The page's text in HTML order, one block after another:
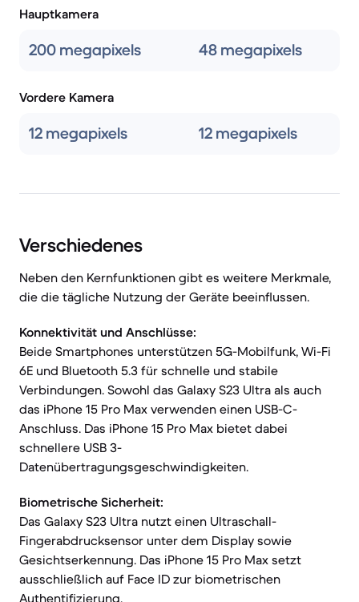
Hauptkamera
200 megapixels 48 megapixels
Vordere Kamera
12 megapixels 12 megapixels
Verschiedenes
Neben den Kernfunktionen gibt es weitere Merkmale,
die die tägliche Nutzung der Geräte beeinflussen.
Konnektivität und Anschlüsse:
Beide Smartphones unterstützen 5G-Mobilfunk, Wi-Fi
6E und Bluetooth 5.3 für schnelle und stabile
Verbindungen. Sowohl das Galaxy S23 Ultra als auch
das iPhone 15 Pro Max verwenden einen USB-C-
Anschluss. Das iPhone 15 Pro Max bietet dabei
schnellere USB 3-
Datenübertragungsgeschwindigkeiten.
Biometrische Sicherheit:
Das Galaxy S23 Ultra nutzt einen Ultraschall-
Fingerabdrucksensor unter dem Display sowie
Gesichtserkennung. Das iPhone 15 Pro Max setzt
ausschließlich auf Face ID zur biometrischen
Authentifizierung.